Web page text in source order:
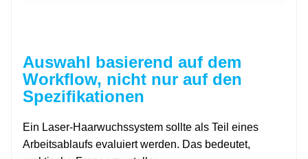
Auswahl basierend auf dem
Workflow, nicht nur auf den
Spezifikationen
Ein Laser-Haarwuchssystem sollte als Teil eines
Arbeitsablaufs evaluiert werden. Das bedeutet,